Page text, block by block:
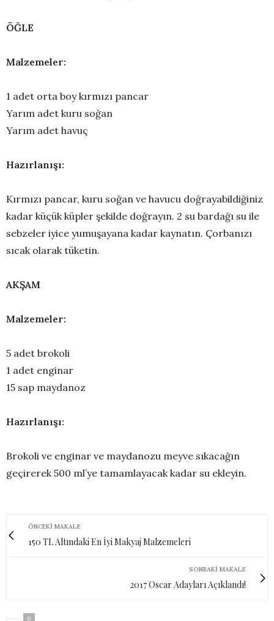
ÖĞLE
Malzemeler:
1 adet orta boy kırmızı pancar
Yarım adet kuru soğan
Yarım adet havuç
Hazırlanışı:
Kırmızı pancar, kuru soğan ve havucu doğrayabildiğiniz
kadar küçük küpler şekilde doğrayın. 2 su bardağı su ile
sebzeler iyice yumuşayana kadar kaynatın. Çorbanızı
sıcak olarak tüketin.
AKŞAM
Malzemeler:
5 adet brokoli
1 adet enginar
15 sap maydanoz
Hazırlanışı:
Brokoli ve enginar ve maydanozu meyve sıkacağın
geçirerek 500 ml’ye tamamlayacak kadar su ekleyin.
ÖNCEKI MAKALE
150 TL Altındaki En İyi Makyaj Malzemeleri
SONRAKI MAKALE
2017 Oscar Adayları Açıklandı!
0